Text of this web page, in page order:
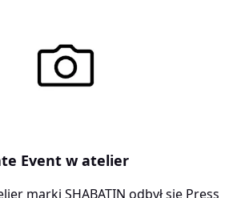
Event w atelier
marki SHABATIN odbył się Press